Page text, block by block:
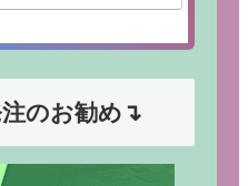
一見単純に見えますが、実
のお勧め↴